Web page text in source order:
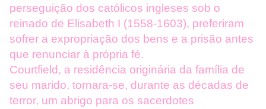
perseguição dos católicos ingleses sob o
reinado de Elisabeth I (1558-1603), preferiram
sofrer a expropriação dos bens e a prisão antes
que renunciar à própria fé.
Courtfield, a residência originária da família de
seu marido, tornara-se, durante as décadas de
terror, um abrigo para os sacerdotes